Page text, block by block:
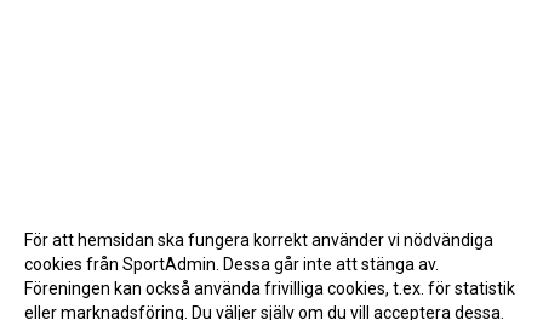
För att hemsidan ska fungera korrekt använder vi nödvändiga
cookies från SportAdmin. Dessa går inte att stänga av.
Föreningen kan också använda frivilliga cookies, t.ex. för statistik
eller marknadsföring. Du väljer själv om du vill acceptera dessa.